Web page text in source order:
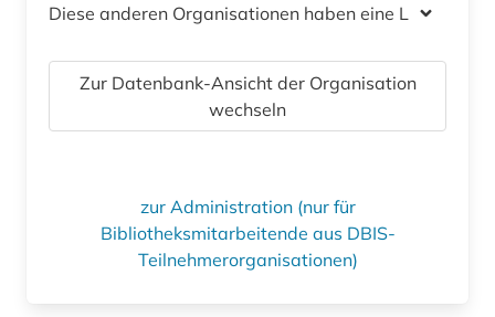
Diese anderen Organisationen haben eine Lizenz
Zur Datenbank-Ansicht der Organisation
wechseln
zur Administration (nur für
Bibliotheksmitarbeitende aus DBIS-
Teilnehmerorganisationen)